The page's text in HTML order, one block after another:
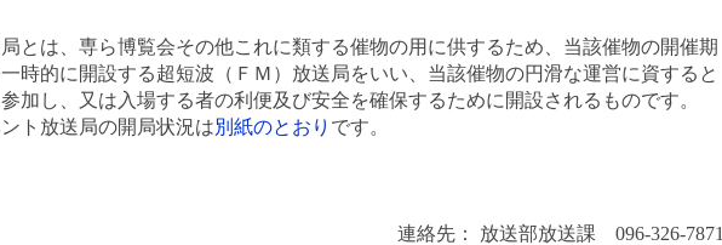
とは、専ら博覧会その他これに類する催物の用に供するため、当該催物の開催期
時的に開設する超短波（ＦＭ）放送局をいい、当該催物の円滑な運営に資すると
加し、又は入場する者の利便及び安全を確保するために開設されるものです。
ト放送局の開局状況は別紙のとおり です。
連絡先： 放送部放送課 096-326-7871